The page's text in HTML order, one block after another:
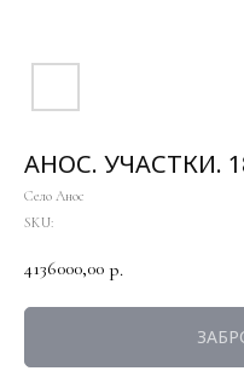
АНОС. УЧАСТКИ.
Село Анос
SKU:
4136000,00 р.